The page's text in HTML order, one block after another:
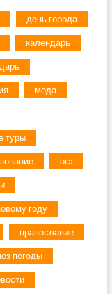
день города
календарь
мода
туры
огэ
году
православие
погоды